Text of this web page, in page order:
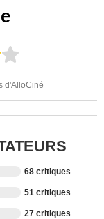
d'AlloCiné
68 critiques
51 critiques
27 critiques